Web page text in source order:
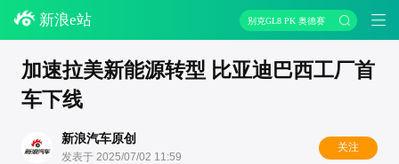
新浪e站 别克GL8 PK 奥德赛
加速拉美新能源转型 比亚迪巴西工厂首
车下线
新浪汽车原创
发表于 2025/07/02 11:59
关注